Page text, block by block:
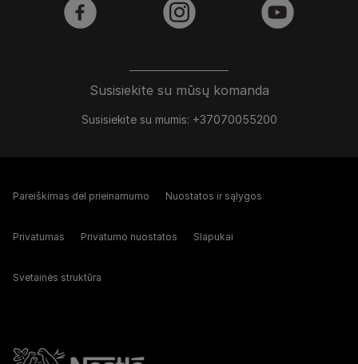
Susisiekite su mūsų komanda
Susisiekite su mumis: +37070055200
facebook instagram youtube
Pareiškimas dėl prieinamumo Nuostatos ir sąlygos
Privatumas Privatumo nuostatos Slapukai
Svetainės struktūra